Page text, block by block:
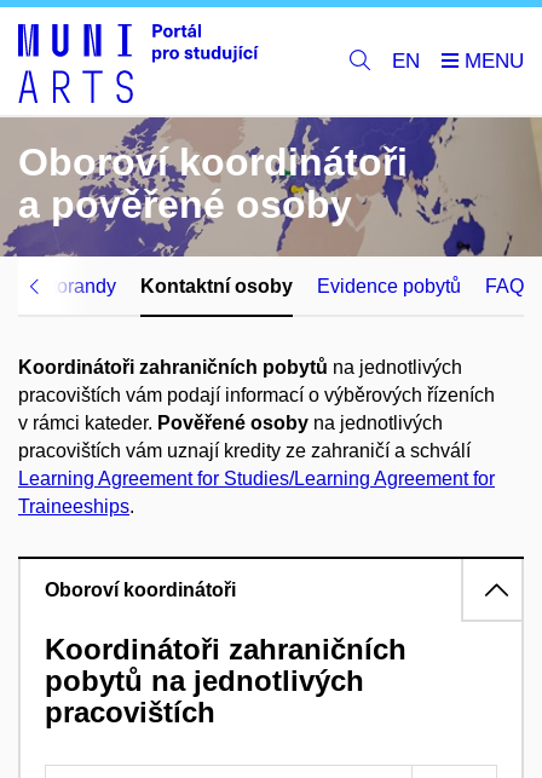
EN
Oboroví koordinátoři
a pověřené osoby
doktorandy Kontaktní osoby Evidence pobytů FAQ
Koordinátoři zahraničních pobytů na jednotlivých
pracovištích vám podají informací o výběrových řízeních
v rámci kateder. Pověřené osoby na jednotlivých
pracovištích vám uznají kredity ze zahraničí a schválí
Learning Agreement for Studies/Learning Agreement for
Traineeships.
Oboroví koordinátoři
Koordinátoři zahraničních
pobytů na jednotlivých
pracovištích